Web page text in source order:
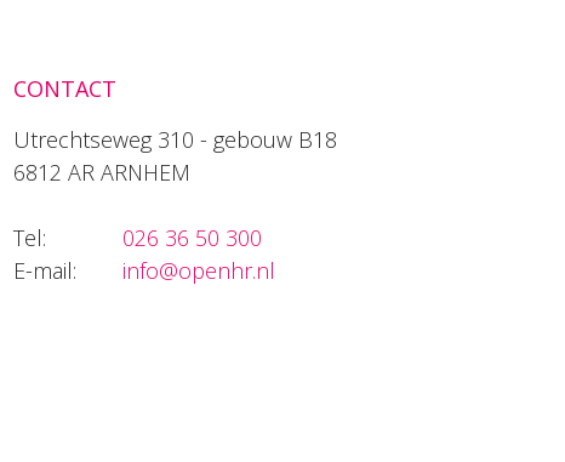
CONTACT
Utrechtseweg 310 - gebouw B18
6812 AR ARNHEM
Tel:
026 36 50 300
E-mail:
info@openhr.nl